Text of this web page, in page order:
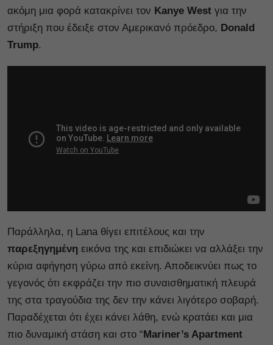
ακόμη μια φορά κατακρίνει τον Kanye West για την
στήριξη που έδειξε στον Αμερικανό πρόεδρο, Donald
Trump.
Παράλληλα, η Lana θίγει επιτέλους και την
παρεξηγημένη εικόνα της και επιδιώκει να αλλάξει την
κύρια αφήγηση γύρω από εκείνη. Αποδεικνύει πως το
γεγονός ότι εκφράζει την πιο συναισθηματική πλευρά
της στα τραγούδια της δεν την κάνει λιγότερο σοβαρή.
Παραδέχεται ότι έχει κάνει λάθη, ενώ κρατάει και μια
πιο δυναμική στάση και στο “Mariner’s Apartment